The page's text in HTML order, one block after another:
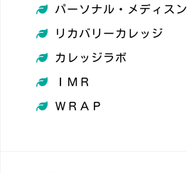
パーソナル・メディスン
​リカバリーカレッジ
カレッジラボ
ＩＭＲ
ＷＲＡＰ